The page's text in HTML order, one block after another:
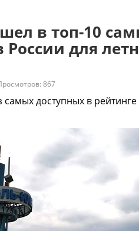
в топ-10
для
867
доступных в